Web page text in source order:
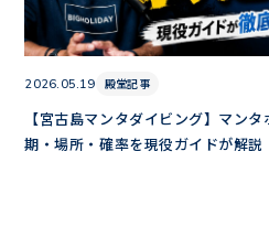
2026.05.19 殿堂記事
【宮古島マンタダイビング】マン
期・場所・確率を現役ガイドが解説